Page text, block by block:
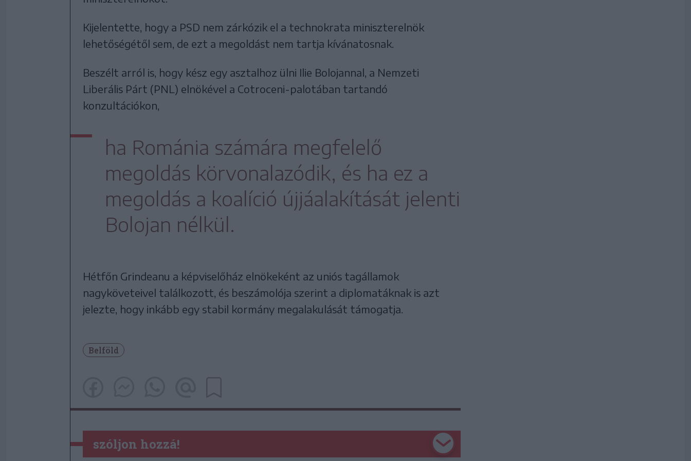
Kijelentette, hogy a PSD nem zárkózik el a technokrata miniszterelnök
lehetőségétől sem, de ezt a megoldást nem tartja kívánatosnak.
Beszélt arról is, hogy kész egy asztalhoz ülni Ilie Bolojannal, a Nemzeti
Liberális Párt (PNL) elnökével a Cotroceni-palotában tartandó
konzultációkon,
ha Románia számára megfelelő
megoldás körvonalazódik, és ha ez a
megoldás a koalíció újjáalakítását jelenti
Bolojan nélkül.
Hétfőn Grindeanu a képviselőház elnökeként az uniós tagállamok
nagyköveteivel találkozott, és beszámolója szerint a diplomatáknak is azt
jelezte, hogy inkább egy stabil kormány megalakulását támogatja.
Belföld
szóljon hozzá!